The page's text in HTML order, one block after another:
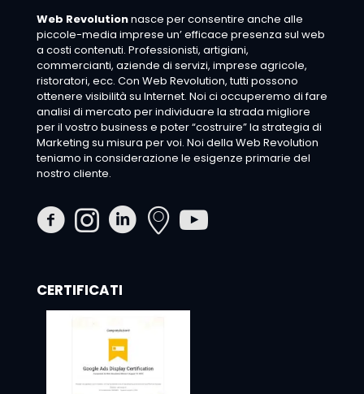
Web Revolutionnasce per consentire anche alle
piccole-media imprese un’ efficace presenza sul web
a costi contenuti. Professionisti, artigiani,
commercianti, aziende di servizi, imprese agricole,
ristoratori, ecc. Con Web Revolution, tutti possono
ottenere visibilità su Internet. Noi ci occuperemo di fare
analisi di mercato per individuare la strada migliore
per il vostro business e poter “costruire” la strategia di
Marketing su misura per voi. Noi della Web Revolution
teniamo in considerazione le esigenze primarie del
nostro cliente.
CERTIFICATI